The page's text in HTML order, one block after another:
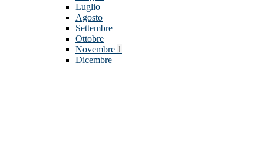
Luglio
Agosto
Settembre
Ottobre
Novembre 1
Dicembre